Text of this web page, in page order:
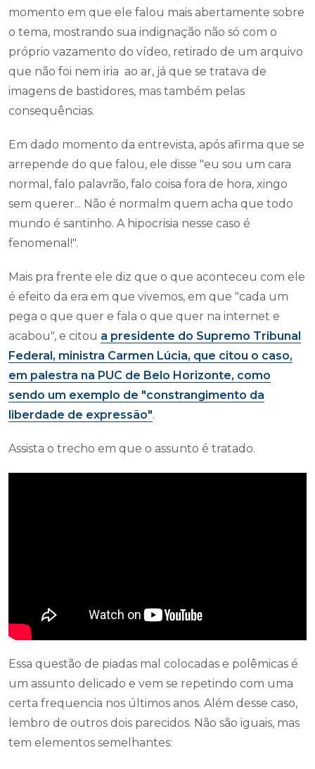
momento em que ele falou mais abertamente sobre
o tema, mostrando sua indignação não só com o
próprio vazamento do vídeo, retirado de um arquivo
que não foi nem iria ao ar, já que se tratava de
imagens de bastidores, mas também pelas
consequências.
Em dado momento da entrevista, após afirma que se
arrepende do que falou, ele disse "eu sou um cara
normal, falo palavrão, falo coisa fora de hora, xingo
sem querer... Não é normalm quem acha que todo
mundo é santinho. A hipocrisia nesse caso é
fenomenal!".
Mais pra frente ele diz que o que aconteceu com ele
é efeito da era em que vivemos, em que "cada um
pega o que quer e fala o que quer na internet e
acabou", e citou a presidente do Supremo Tribunal
Federal, ministra Carmen Lúcia, que citou o caso,
em palestra na PUC de Belo Horizonte, como
sendo um exemplo de "constrangimento da
liberdade de expressão".
Assista o trecho em que o assunto é tratado.
Essa questão de piadas mal colocadas e polêmicas é
um assunto delicado e vem se repetindo com uma
certa frequencia nos últimos anos. Além desse caso,
lembro de outros dois parecidos. Não são iguais, mas
tem elementos semelhantes: